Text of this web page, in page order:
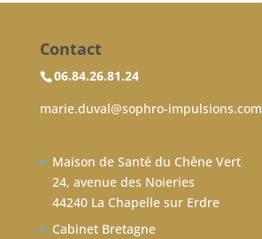
Contact
06.84.26.81.24
marie.duval@sophro-impulsions.com
Maison de Santé du Chêne Vert
24, avenue des Noieries
44240 La Chapelle sur Erdre
Cabinet Bretagne